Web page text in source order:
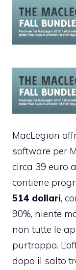
MacLegion
software per
circa 39 euro
contiene
514 dollari,
90%, niente
non tutte le
purtroppo.
dopo il salto